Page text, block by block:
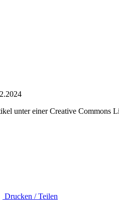
unter einer Creative Commons
Drucken / Teilen